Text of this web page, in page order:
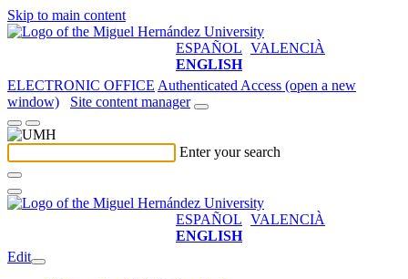
Skip to main content
ESPAÑOL VALENCIÀ
ENGLISH
ELECTRONIC OFFICE Authenticated Access (open a new
window)
Site content manager
Enter your search
ESPAÑOL VALENCIÀ
ENGLISH
Edit